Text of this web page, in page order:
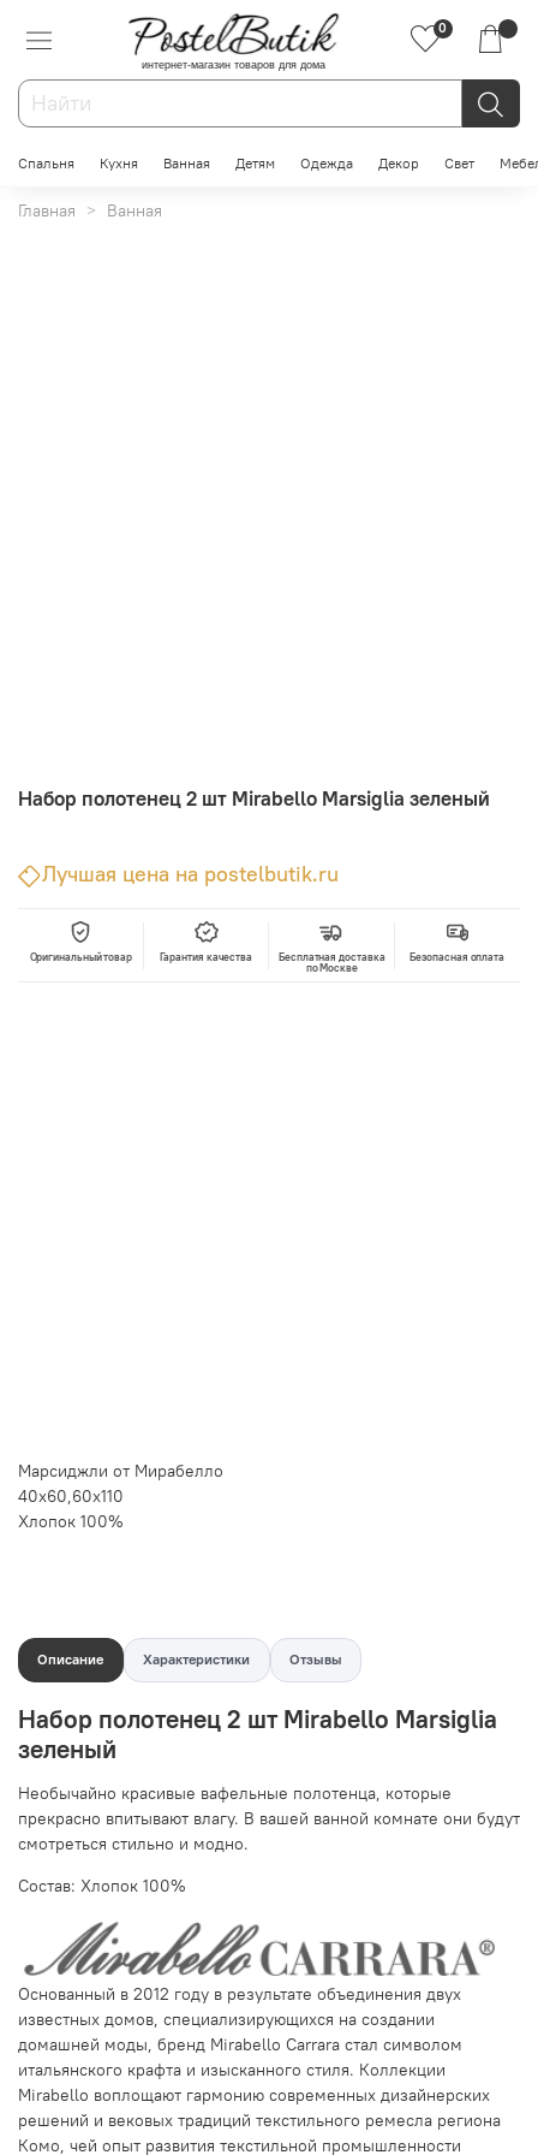
интернет-магазин товаров для дома
0
Спальня Кухня Ванная Детям Одежда Декор Свет
Главная Ванная
Набор полотенец 2 шт Mirabello Marsiglia зеленый
Лучшая цена на postelbutik.ru
Оригинальный товар Гарантия качества
Бесплатная доставка
по Москве
Безопасная оплата
Марсиджли от Мирабелло
40х60,60х110
Хлопок 100%
Описание Характеристики Отзывы
Набор полотенец 2 шт Mirabello Marsiglia
зеленый
Необычайно красивые вафельные полотенца, которые
прекрасно впитывают влагу. В вашей ванной комнате они будут
смотреться стильно и модно.
Состав: Хлопок 100%
Основанный в 2012 году в результате объединения двух
известных домов, специализирующихся на создании
домашней моды, бренд Mirabello Carrara стал символом
итальянского крафта и изысканного стиля. Коллекции
Mirabello воплощают гармонию современных дизайнерских
решений и вековых традиций текстильного ремесла региона
Комо, чей опыт развития текстильной промышленности